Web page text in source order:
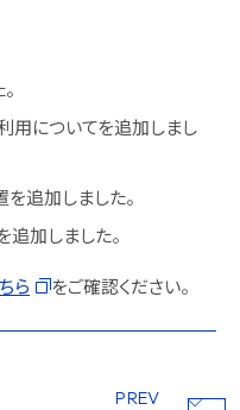
用についてを追加しまし
追加しました。
加しました。
ら をご確認ください。
PREV